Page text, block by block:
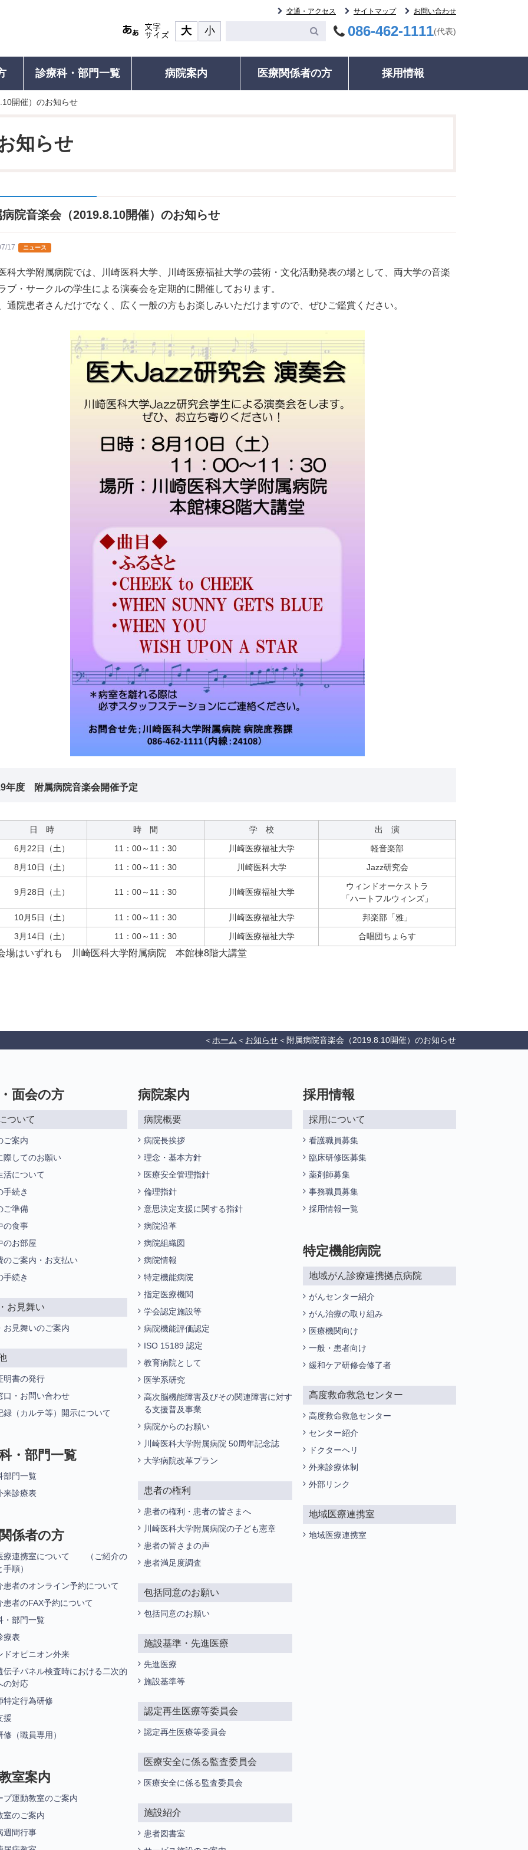
交通・アクセス サイトマップ お問い合わせ
大 小 086-462-1111(代表)
る方）
査対象の方
される方
診療について
救急受診のご案内
定療養について
屋
診療科・部門一覧 病院案内
その
患者の権利
川崎医科大学附属病院の子ども憲
患者満足度調査
包括同意のお願い
先進医療
フロアMAP
医療関係者の方
外来診療表
採用情報
開催）のお知らせ
知らせ
院音楽会（2019.8.10開催）のお知らせ
17 ニュース
科大学附属病院では、川崎医科大学、川崎医療福祉大学の芸術・文化活動発表の場として、両大学の音楽
ブ・サークルの学生による演奏会を定期的に開催しております。
通院患者さんだけでなく、広く一般の方もお楽しみいただけますので、ぜひご鑑賞ください。
年度 附属病院音楽会開催予定
日 時 時 間 学 校
出 演
6月22日（土）
11：00～11：30 川崎医療福祉大学
軽音楽部
8月10日（土）
11：00～11：30 川崎医科大学 Jazz研究会
9月28日（土） 11：00～11：30 川崎医療福祉大学
ウィンドオーケストラ
「ハートフルウィンズ」
10月5日（土）
11：00～11：30 川崎医療福祉大学
邦楽部「雅」
3月14日（土）
11：00～11：30 川崎医療福祉大学 合唱団ちょらす
場はいずれも 川崎医科大学附属病院 本館棟8階大講堂
ホーム お知らせ 附属病院音楽会（2019.8.10開催）のお知らせ
面会の方
ついて
ご案内
際してのお願い
活について
手続き
ご準備
の食事
のお部屋
のご案内・お支払い
手続き
お見舞い
お見舞いのご案内
明書の発行
口・お問い合わせ
録（カルテ等）開示について
・部門一覧
部門一覧
来診療表
係者の方
療連携室について （ご紹介の
順）
患者のオンライン予約について
患者のFAX予約について
・部門一覧
療表
ドオピニオン外来
伝子パネル検査時における二次的
の対応
特定行為研修
援
修（職員専用）
室案内
プ運動教室のご案内
室のご案内
週間行事
病院案内
病院概要
病院長挨拶
理念・基本方針
医療安全管理指針
倫理指針
意思決定支援に関する指針
病院沿革
病院組織図
病院情報
特定機能病院
指定医療機関
学会認定施設等
病院機能評価認定
ISO 15189 認定
教育病院として
医学系研究
高次脳機能障害及びその関連障害に対す
る支援普及事業
病院からのお願い
川崎医科大学附属病院 50周年記念誌
大学病院改革プラン
患者の権利
患者の権利・患者の皆さまへ
川崎医科大学附属病院の子ども憲章
患者の皆さまの声
患者満足度調査
包括同意のお願い
包括同意のお願い
施設基準・先進医療
先進医療
施設基準等
認定再生医療等委員会
認定再生医療等委員会
医療安全に係る監査委員会
医療安全に係る監査委員会
施設紹介
患者図書室
採用情報
採用について
看護職員募集
臨床研修医募集
薬剤師募集
事務職員募集
採用情報一覧
特定機能病院
地域がん診療連携拠点病院
がんセンター紹介
がん治療の取り組み
医療機関向け
一般・患者向け
緩和ケア研修会修了者
高度救命救急センター
高度救命救急センター
センター紹介
ドクターヘリ
外来診療体制
外部リンク
地域医療連携室
地域医療連携室